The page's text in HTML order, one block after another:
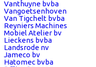
Vanthuyne bvba
Vangoetsenhoven
Van Tigchelt bvba
Reyniers Machines
Mobiel Atelier bv
Lieckens bvba
Landsrode nv
Jameco bv
Hatomec bvba